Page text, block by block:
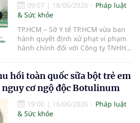
09:07 | 18/06/2026
Pháp luật
& Sức khỏe
TP.HCM – Sở Y tế TP.HCM vừa ban
hành quyết định xử phạt vi phạm
hành chính đối với Công ty TNHH
vụ khám bệnh, chữa bệnh khi chưa
được cấp giấy phép hoạt động
theo quy định của pháp luật.
hồi toàn quốc sữa bột trẻ em
nguy cơ ngộ độc Botulinum
19:00 | 16/06/2026
Pháp luật
& Sức khỏe